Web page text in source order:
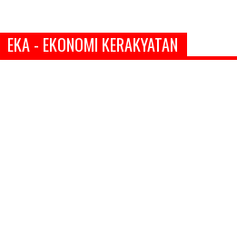
EKA - EKONOMI KERAKYATAN